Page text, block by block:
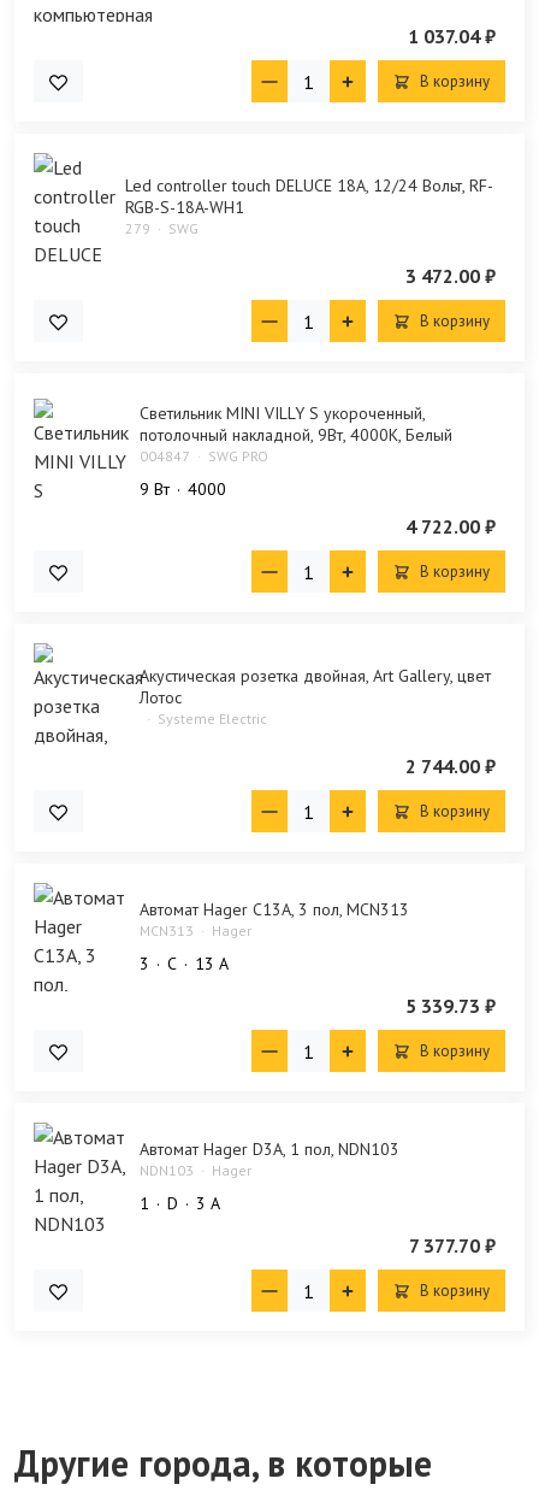
1 037.04 ₽
В корзину
Led controller touch DELUCE 18А, 12/24 Вольт, RF-
RGB-S-18A-WH1
279 SWG
3 472.00 ₽
В корзину
Светильник MINI VILLY S укороченный,
потолочный накладной, 9Вт, 4000K, Белый
004847 SWG PRO
9 Bт 4000
4 722.00 ₽
В корзину
Акустическая розетка двойная, Art Gallery, цвет
Лотос
Systeme Electric
2 744.00 ₽
В корзину
Автомат Hager C13А, 3 пол, MCN313
MCN313 Hager
3 C 13 А
5 339.73 ₽
В корзину
Автомат Hager D3А, 1 пол, NDN103
NDN103 Hager
1 D 3 А
7 377.70 ₽
В корзину
Другие города, в которые